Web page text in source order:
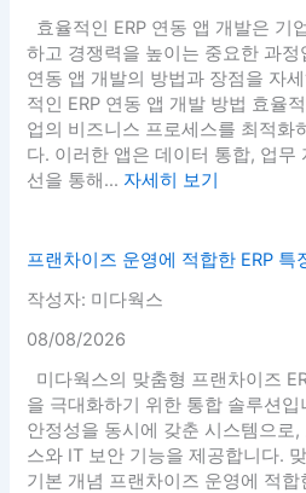
효율적인 ERP 연동 앱 개발은 기
하고 경쟁력을 높이는 중요한 과정
연동 앱 개발의 방법과 장점을 자
적인 ERP 연동 앱 개발 방법 효율
업의 비즈니스 프로세스를 최적화
다. 이러한 앱은 데이터 통합, 업무
선을 통해... 자세히 보기
프랜차이즈 운영에 적합한 ERP 특
작성자: 미다웍스
08/08/2026
미다웍스의 맞춤형 프랜차이즈
을 극대화하기 위한 통합 솔루션
안정성을 동시에 갖춘 시스템으로
스와 IT 보안 기능을 제공합니다.
기본 개념 프랜차이즈 운영에 적합